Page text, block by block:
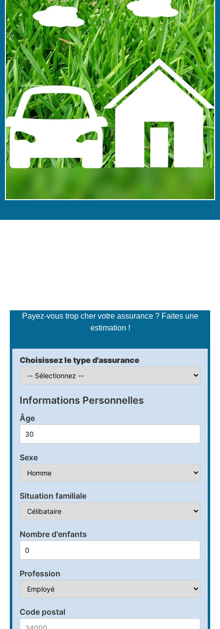
Payez-vous trop cher votre assurance ? Faites une
estimation !
Choisissez le type d'assurance
Informations Personnelles
Âge
Sexe
Situation familiale
Nombre d'enfants
Profession
Code postal